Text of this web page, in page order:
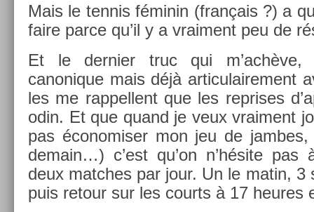
Mais le ten­nis féminin (français ?) a
faire parce qu’il y a vrai­ment peu de
Et le de­rni­er truc qui
canonique mais déjà ar­ticulaire­ment
les me rap­pellent que les re­prises
odin. Et que quand je veux vrai­ment
pas écon­omis­er mon jeu de
demain…) c’est qu’on n’hésite pas
deux matches par jour. Un le matin, 3
puis re­tour sur les co­urts à 17 heures